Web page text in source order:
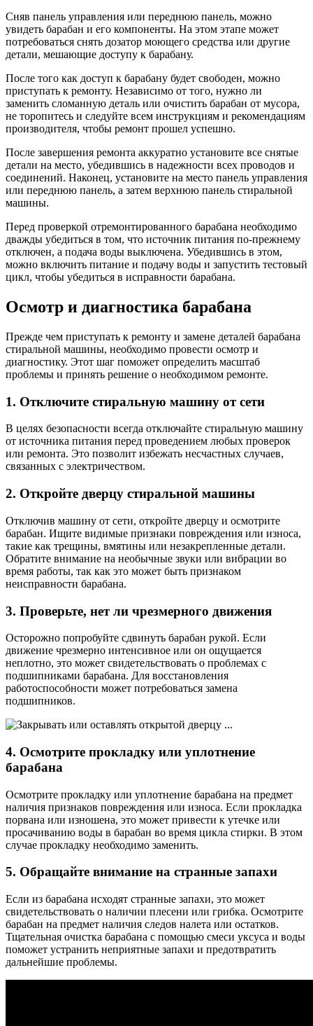
Сняв панель управления или переднюю панель, можно
увидеть барабан и его компоненты. На этом этапе может
потребоваться снять дозатор моющего средства или другие
детали, мешающие доступу к барабану.
После того как доступ к барабану будет свободен, можно
приступать к ремонту. Независимо от того, нужно ли
заменить сломанную деталь или очистить барабан от мусора,
не торопитесь и следуйте всем инструкциям и рекомендациям
производителя, чтобы ремонт прошел успешно.
После завершения ремонта аккуратно установите все снятые
детали на место, убедившись в надежности всех проводов и
соединений. Наконец, установите на место панель управления
или переднюю панель, а затем верхнюю панель стиральной
машины.
Перед проверкой отремонтированного барабана необходимо
дважды убедиться в том, что источник питания по-прежнему
отключен, а подача воды выключена. Убедившись в этом,
можно включить питание и подачу воды и запустить тестовый
цикл, чтобы убедиться в исправности барабана.
Осмотр и диагностика барабана
Прежде чем приступать к ремонту и замене деталей барабана
стиральной машины, необходимо провести осмотр и
диагностику. Этот шаг поможет определить масштаб
проблемы и принять решение о необходимом ремонте.
1. Отключите стиральную машину от сети
В целях безопасности всегда отключайте стиральную машину
от источника питания перед проведением любых проверок
или ремонта. Это позволит избежать несчастных случаев,
связанных с электричеством.
2. Откройте дверцу стиральной машины
Отключив машину от сети, откройте дверцу и осмотрите
барабан. Ищите видимые признаки повреждения или износа,
такие как трещины, вмятины или незакрепленные детали.
Обратите внимание на необычные звуки или вибрации во
время работы, так как это может быть признаком
неисправности барабана.
3. Проверьте, нет ли чрезмерного движения
Осторожно попробуйте сдвинуть барабан рукой. Если
движение чрезмерно интенсивное или он ощущается
неплотно, это может свидетельствовать о проблемах с
подшипниками барабана. Для восстановления
работоспособности может потребоваться замена
подшипников.
4. Осмотрите прокладку или уплотнение
барабана
Осмотрите прокладку или уплотнение барабана на предмет
наличия признаков повреждения или износа. Если прокладка
порвана или изношена, это может привести к утечке или
просачиванию воды в барабан во время цикла стирки. В этом
случае прокладку необходимо заменить.
5. Обращайте внимание на странные запахи
Если из барабана исходят странные запахи, это может
свидетельствовать о наличии плесени или грибка. Осмотрите
барабан на предмет наличия следов налета или остатков.
Тщательная очистка барабана с помощью смеси уксуса и воды
поможет устранить неприятные запахи и предотвратить
дальнейшие проблемы.